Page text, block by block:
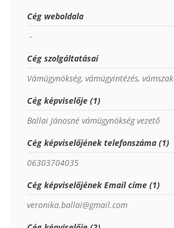
Cég weboldala
-
Cég szolgáltatásai
Vámügynökség, vámügyintézés,
Cég képviselője (1)
Ballai Jánosné vámügynökség vezető
Cég képviselőjének telefonszáma (1)
06303704035
Cég képviselőjének Email címe (1)
veronika.ballai@gmail.com